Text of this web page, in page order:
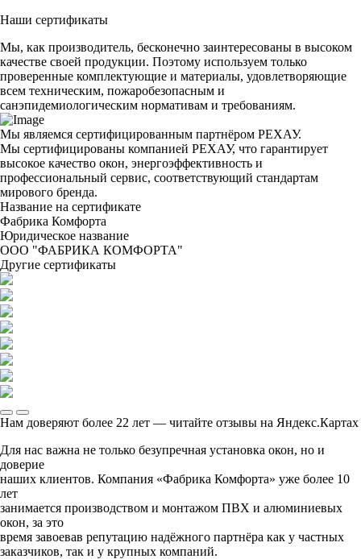
Наши сертификаты
Мы, как производитель, бесконечно заинтересованы в высоком
качестве своей продукции. Поэтому используем только
проверенные комплектующие и материалы, удовлетворяющие
всем техническим, пожаробезопасным и
санэпидемиологическим нормативам и требованиям.
Мы являемся сертифицированным партнёром РЕХАУ.
Мы сертифицированы компанией РЕХАУ, что гарантирует
высокое качество окон, энергоэффективность и
профессиональный сервис, соответствующий стандартам
мирового бренда.
Название на сертификате
Фабрика Комфорта
Юридическое название
ООО "ФАБРИКА КОМФОРТА"
Другие сертификаты
Нам доверяют более 22 лет — читайте отзывы на Яндекс.Картах
Для нас важна не только безупречная установка окон, но и
доверие
наших клиентов. Компания «Фабрика Комфорта» уже более 10
лет
занимается производством и монтажом ПВХ и алюминиевых
окон, за это
время завоевав репутацию надёжного партнёра как у частных
заказчиков, так и у крупных компаний.